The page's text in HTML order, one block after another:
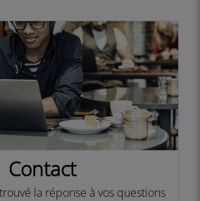
Contact
la réponse à vos questions